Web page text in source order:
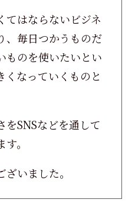
てはならないビジネ
、毎日つかうものだ
ものを使いたいとい
くなっていくものと
をSNSなどを通して
。
いました。